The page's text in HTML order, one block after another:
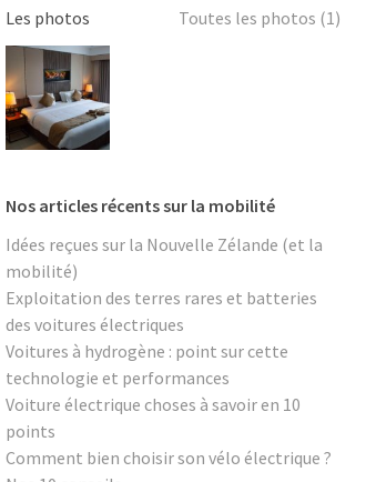
Les photos Toutes les photos (1)
Nos articles récents sur la mobilité
Idées reçues sur la Nouvelle Zélande (et la
mobilité)
Exploitation des terres rares et batteries
des voitures électriques
Voitures à hydrogène : point sur cette
technologie et performances
Voiture électrique choses à savoir en 10
points
Comment bien choisir son vélo électrique ?